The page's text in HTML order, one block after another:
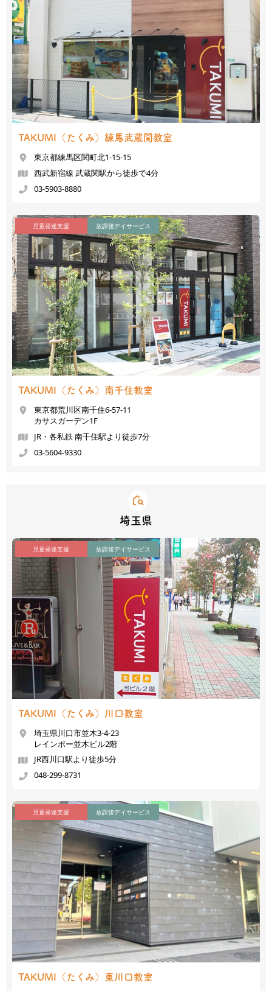
TAKUMI（たくみ） 練馬武蔵関教室
東京都練馬区関町北1-15-15
西武新宿線 武蔵関駅から徒歩で4分
03-5903-8880
TAKUMI（たくみ） 南千住教室
児童発達支援 放課後デイサービス
東京都荒川区南千住6-57-11
カサスガーデン1F
JR・各私鉄 南千住駅より徒歩7分
03-5604-9330
埼玉県
TAKUMI（たくみ） 川口教室
児童発達支援 放課後デイサービス
埼玉県川口市並木3-4-23
レインボー並木ビル2階
JR西川口駅より徒歩5分
048-299-8731
TAKUMI（たくみ） 東川口教室
児童発達支援 放課後デイサービス